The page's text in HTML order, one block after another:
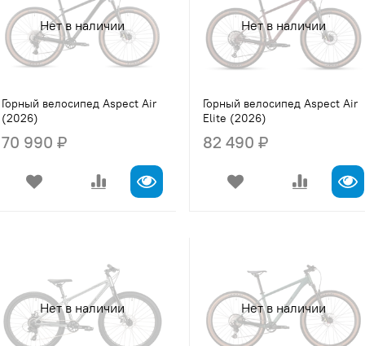
Нет в наличии
Горный велосипед Aspect Air
(2026)
70 990 ₽
Нет в наличии
Горный велосипед Aspect Air
Elite (2026)
82 490 ₽
Нет в наличии Нет в наличии